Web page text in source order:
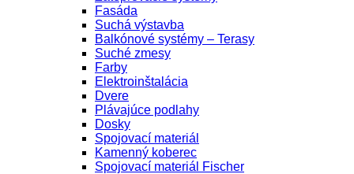
Fasáda
Suchá výstavba
Balkónové systémy – Terasy
Suché zmesy
Farby
Elektroinštalácia
Dvere
Plávajúce podlahy
Dosky
Spojovací materiál
Kamenný koberec
Spojovací materiál Fischer